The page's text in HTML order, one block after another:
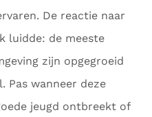
De reactie naar
luidde: de meeste
zijn opgegroeid
Pas wanneer deze
jeugd ontbreekt of